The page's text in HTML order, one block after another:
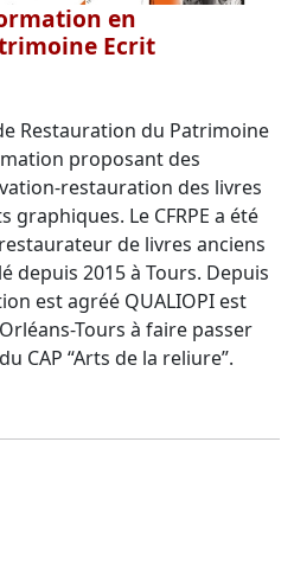
en
Ecrit
Restauration du Patrimoine
proposant des
restauration des livres
Le CFRPE a été
de livres anciens
depuis 2015 à Tours. Depuis
est agréé QUALIOPI est
Tours à faire passer
CAP “Arts de la reliure”.